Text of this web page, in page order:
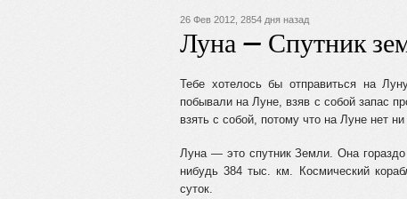
26 Фев 2012, 2854 дня назад
Луна — Спутник
Тебе хотелось бы отправиться на
побывали на Луне, взяв с собой запас
взять с собой, потому что на Луне нет ни
Луна — это спутник Земли. Она гораздо
нибудь 384 тыс. км. Космический
суток.